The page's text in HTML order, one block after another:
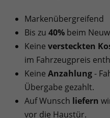
Markenübergreifend
Bis zu 40% beim
Keine versteckten
im Fahrzeugpreis
Keine Anzahlung-
Übergabe gezahlt.
Auf Wunsch liefern
vor die Haustür.